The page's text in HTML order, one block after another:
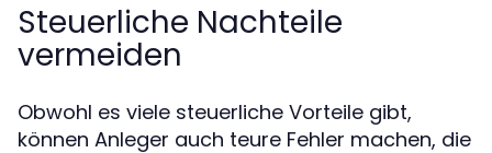
Steuerliche Nachteile
vermeiden
Obwohl es viele steuerliche Vorteile gibt,
können Anleger auch teure Fehler machen, die